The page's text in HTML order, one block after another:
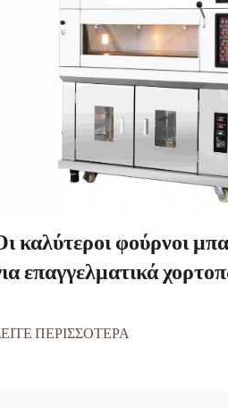
καλύτεροι φούρνοι
επαγγελματικά
ΠΕΡΙΣΣΟΤΕΡΑ